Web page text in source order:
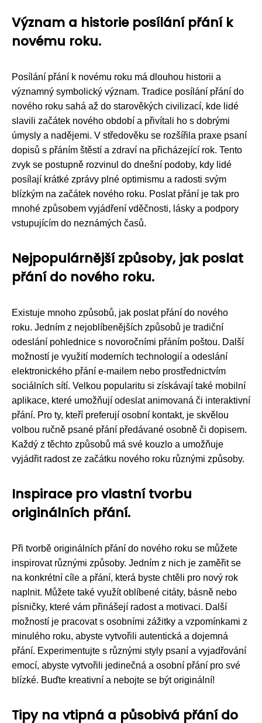
Význam a historie posílání přání k
novému roku.
Posílání přání k novému roku má dlouhou historii a
významný symbolický význam. Tradice posílání přání do
nového roku sahá až do starověkých civilizací, kde lidé
slavili začátek nového období a přivítali ho s dobrými
úmysly a nadějemi. V středověku se rozšířila praxe psaní
dopisů s přáním štěstí a zdraví na přicházející rok. Tento
zvyk se postupně rozvinul do dnešní podoby, kdy lidé
posílají krátké zprávy plné optimismu a radosti svým
blízkým na začátek nového roku. Poslat přání je tak pro
mnohé způsobem vyjádření vděčnosti, lásky a podpory
vstupujícím do neznámých časů.
Nejpopulárnější způsoby, jak poslat
přání do nového roku.
Existuje mnoho způsobů, jak poslat přání do nového
roku. Jedním z nejoblíbenějších způsobů je tradiční
odeslání pohlednice s novoročními přáním poštou. Další
možností je využití moderních technologií a odeslání
elektronického přání e-mailem nebo prostřednictvím
sociálních sítí. Velkou popularitu si získávají také mobilní
aplikace, které umožňují odeslat animovaná či interaktivní
přání. Pro ty, kteří preferují osobní kontakt, je skvělou
volbou ručně psané přání předávané osobně či dopisem.
Každý z těchto způsobů má své kouzlo a umožňuje
vyjádřit radost ze začátku nového roku různými způsoby.
Inspirace pro vlastní tvorbu
originálních přání.
Při tvorbě originálních přání do nového roku se můžete
inspirovat různými způsoby. Jedním z nich je zaměřit se
na konkrétní cíle a přání, která byste chtěli pro nový rok
naplnit. Můžete také využít oblíbené citáty, básně nebo
písničky, které vám přinášejí radost a motivaci. Další
možností je pracovat s osobními zážitky a vzpomínkami z
minulého roku, abyste vytvořili autentická a dojemná
přání. Experimentujte s různými styly psaní a vyjadřování
emocí, abyste vytvořili jedinečná a osobní přání pro své
blízké. Buďte kreativní a nebojte se být originální!
Tipy na vtipná a působivá přání do